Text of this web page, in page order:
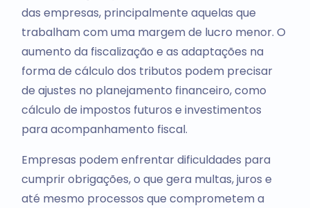
das empresas, principalmente aquelas que
trabalham com uma margem de lucro menor. O
aumento da fiscalização e as adaptações na
forma de cálculo dos tributos podem precisar
de ajustes no planejamento financeiro, como
cálculo de impostos futuros e investimentos
para acompanhamento fiscal.
Empresas podem enfrentar dificuldades para
cumprir obrigações, o que gera multas, juros e
até mesmo processos que comprometem a